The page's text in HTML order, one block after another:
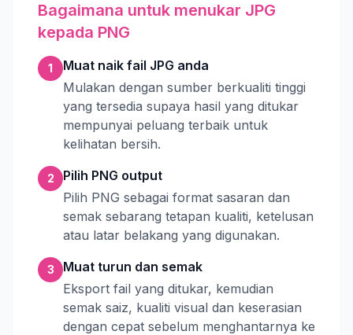
Bagaimana untuk menukar JPG
kepada PNG
1
Muat naik fail JPG anda
Mulakan dengan sumber berkualiti tinggi
yang tersedia supaya hasil yang ditukar
mempunyai peluang terbaik untuk
kelihatan bersih.
2
Pilih PNG output
Pilih PNG sebagai format sasaran dan
semak sebarang tetapan kualiti, ketelusan
atau latar belakang yang digunakan.
3
Muat turun dan semak
Eksport fail yang ditukar, kemudian
semak saiz, kualiti visual dan keserasian
dengan cepat sebelum menghantarnya ke